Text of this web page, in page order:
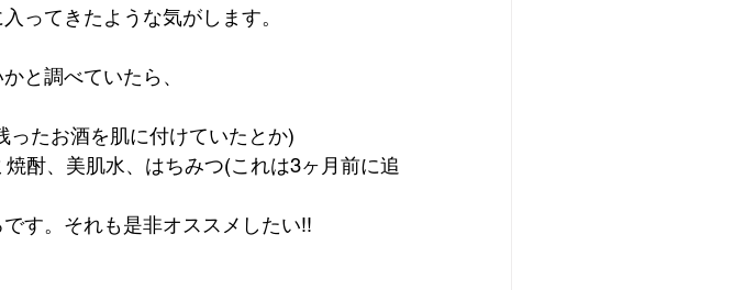
ってきたような気がします。
と調べていたら、
ったお酒を肌に付けていたとか)
酎、美肌水、はちみつ(これは3ヶ月前に追
す。それも是非オススメしたい!!